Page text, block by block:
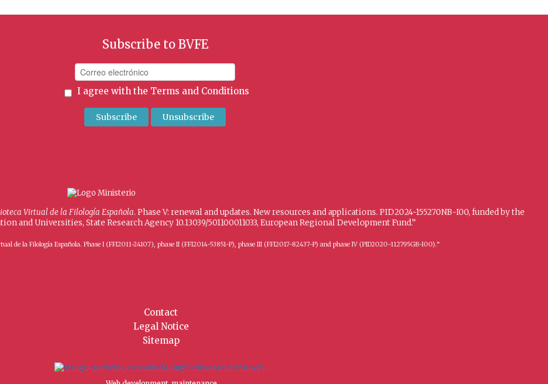
Subscribe to BVFE
I agree with the Terms and Conditions
Virtual de la Filología Española. Phase V: renewal and updates. New resources and applications. PID2024-155270NB-I00, funded by the
and Universities, State Research Agency 10.13039/501100011033, European Regional Development Fund.”
de la Filología Española. Phase I (FFI2011-24107), phase II (FFI2014-53851-P), phase III (FFI2017-82437-P) and phase IV (PID2020-112795GB-I00).”
Contact
Legal Notice
Sitemap